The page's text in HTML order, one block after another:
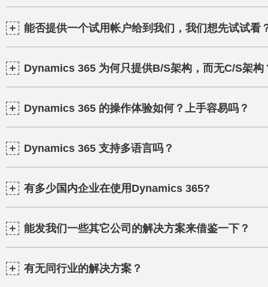
能否提供一个试用帐户给到我们，我们想先试试看
Dynamics 365 为何只提供B/S架构，而无C/S架构
Dynamics 365 的操作体验如何？上手容易吗？
Dynamics 365 支持多语言吗？
有多少国内企业在使用Dynamics 365?
能发我们一些其它公司的解决方案来借鉴一下？
有无同行业的解决方案？